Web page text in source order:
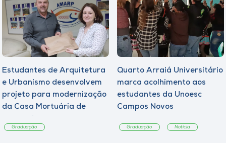
Estudantes de Arquitetura
e Urbanismo desenvolvem
projeto para modernização
da Casa Mortuária de
Graduação
Quarto Arraiá Universitário
marca acolhimento aos
estudantes da Unoesc
Campos Novos
Graduação Notícia